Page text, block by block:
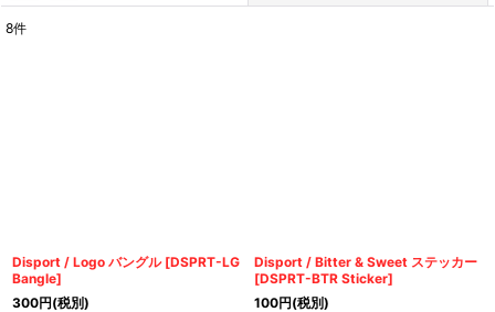
8件
Disport / Logo バングル [DSPRT-LG
Bangle]
300円(税別)
Disport / Bitter & Sweet ステッカー
[DSPRT-BTR Sticker]
100円(税別)